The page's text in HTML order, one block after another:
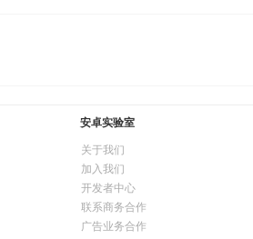
安卓实验室
关于我们
加入我们
开发者中心
联系商务合作
广告业务合作